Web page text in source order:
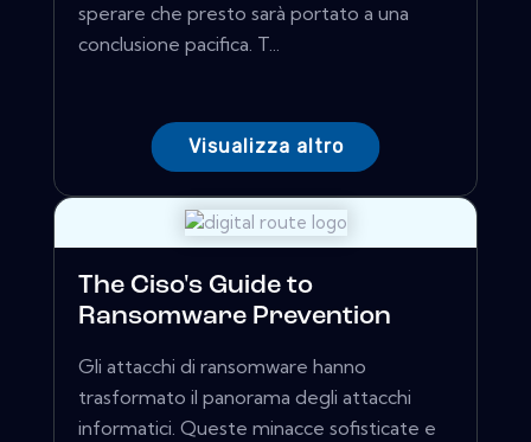
sperare che presto sarà portato a una
conclusione pacifica. T...
Visualizza altro
The Ciso's Guide to
Ransomware Prevention
Gli attacchi di ransomware hanno
trasformato il panorama degli attacchi
informatici. Queste minacce sofisticate e